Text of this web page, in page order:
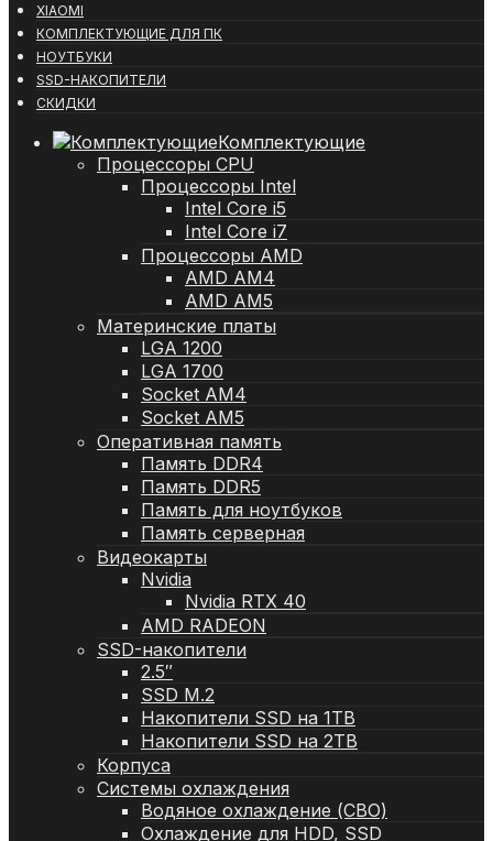
XIAOMI
КОМПЛЕКТУЮЩИЕ ДЛЯ ПК
НОУТБУКИ
SSD-НАКОПИТЕЛИ
СКИДКИ
Комплектующие
Процессоры CPU
Процессоры Intel
Intel Core i5
Intel Core i7
Процессоры AMD
AMD AM4
AMD AM5
Материнские платы
LGA 1200
LGA 1700
Socket AM4
Socket AM5
Оперативная память
Память DDR4
Память DDR5
Память для ноутбуков
Память серверная
Видеокарты
Nvidia
Nvidia RTX 40
AMD RADEON
SSD-накопители
2.5″
SSD M.2
Накопители SSD на 1TB
Накопители SSD на 2TB
Корпуса
Системы охлаждения
Водяное охлаждение (СВО)
Охлаждение для HDD, SSD